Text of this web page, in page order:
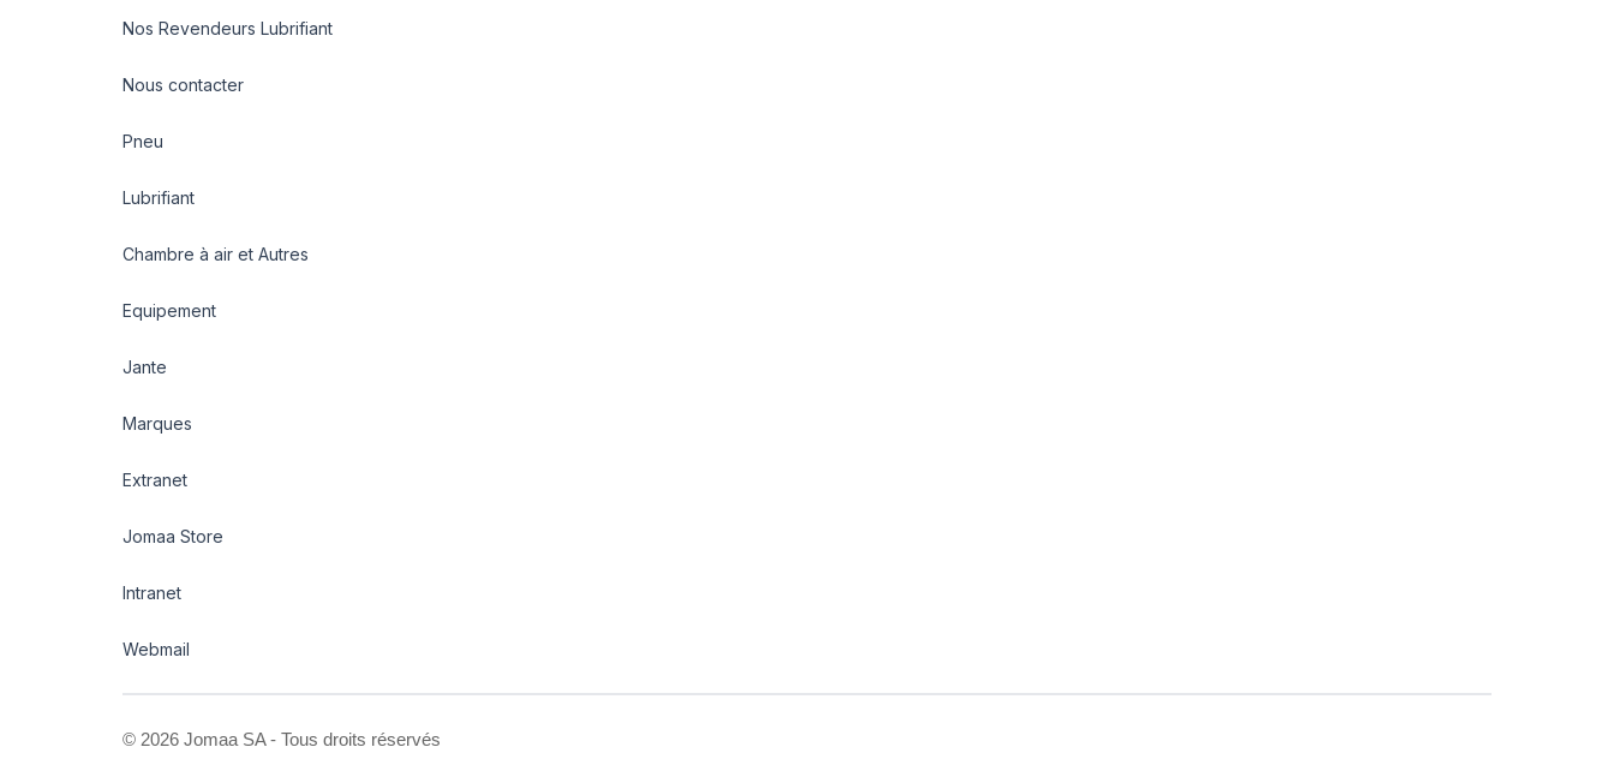
Nos Revendeurs Lubrifiant
Nous contacter
Pneu
Lubrifiant
Chambre à air et Autres
Equipement
Jante
Marques
Extranet
Jomaa Store
Intranet
Webmail
© 2026 Jomaa SA - Tous droits réservés